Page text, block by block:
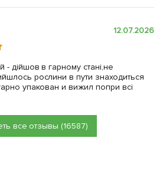
12.07.2026
- дійшов в гарному стані,не
рослини в пути знаходиться
упакован и вижил попри всі
все отзывы (16587)